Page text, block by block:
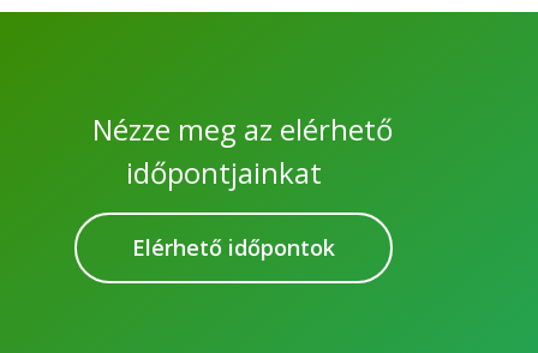
Nézze meg az elérhető
időpontjainkat
Elérhető időpontok